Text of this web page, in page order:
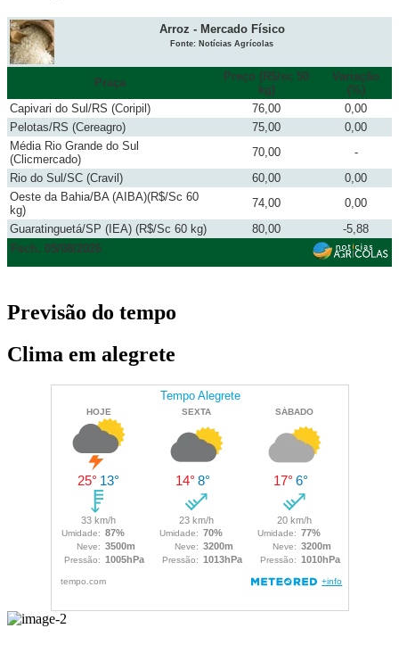
Arroz - Mercado Físico
Fonte: Notícias Agrícolas
Praça
Preço (R$/sc 50
kg)
Variação
(%)
Capivari do Sul/RS (Coripil)
76,00
0,00
Pelotas/RS (Cereagro)
75,00
0,00
Média Rio Grande do Sul
(Clicmercado)
70,00
-
Rio do Sul/SC (Cravil)
60,00
0,00
Oeste da Bahia/BA (AIBA)(R$/Sc 60
kg)
74,00
0,00
Guaratinguetá/SP (IEA) (R$/Sc 60 kg)
80,00
-5,88
Fech. 05/08/2026
Previsão do tempo
Clima em alegrete